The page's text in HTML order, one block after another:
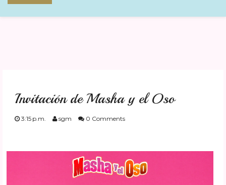
FESTIVIDADES
US ENGLISH
Invitación de Masha y el Oso
3:15 p.m. sgm 0 Comments